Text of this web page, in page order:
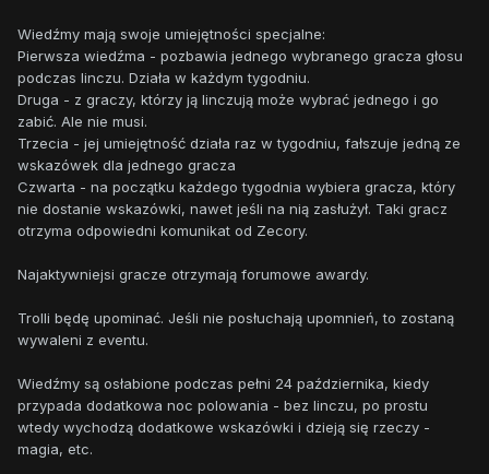
Wiedźmy mają swoje umiejętności specjalne:
Pierwsza wiedźma - pozbawia jednego wybranego gracza głosu
podczas linczu. Działa w każdym tygodniu.
Druga - z graczy, którzy ją linczują może wybrać jednego i go
zabić. Ale nie musi.
Trzecia - jej umiejętność działa raz w tygodniu, fałszuje jedną ze
wskazówek dla jednego gracza
Czwarta - na początku każdego tygodnia wybiera gracza, który
nie dostanie wskazówki, nawet jeśli na nią zasłużył. Taki gracz
otrzyma odpowiedni komunikat od Zecory.
Najaktywniejsi gracze otrzymają forumowe awardy.
Trolli będę upominać. Jeśli nie posłuchają upomnień, to zostaną
wywaleni z eventu.
Wiedźmy są osłabione podczas pełni 24 października, kiedy
przypada dodatkowa noc polowania - bez linczu, po prostu
wtedy wychodzą dodatkowe wskazówki i dzieją się rzeczy -
magia, etc.